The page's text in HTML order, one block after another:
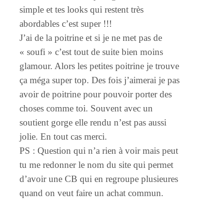
simple et tes looks qui restent très
abordables c’est super !!!
J’ai de la poitrine et si je ne met pas de
« soufi » c’est tout de suite bien moins
glamour. Alors les petites poitrine je trouve
ça méga super top. Des fois j’aimerai je pas
avoir de poitrine pour pouvoir porter des
choses comme toi. Souvent avec un
soutient gorge elle rendu n’est pas aussi
jolie. En tout cas merci.
PS : Question qui n’a rien à voir mais peut
tu me redonner le nom du site qui permet
d’avoir une CB qui en regroupe plusieures
quand on veut faire un achat commun.